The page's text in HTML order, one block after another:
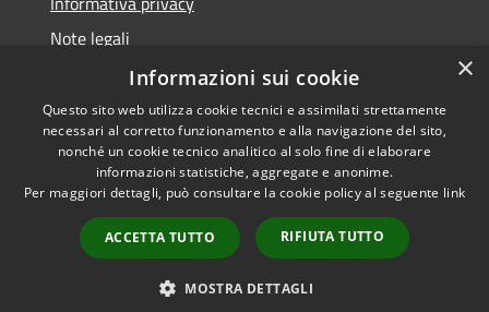
Note legali
Dichiarazione di accessibilità
RSS
Accessibilità
Copyright © 2026 • Comune di
Municipium•
Accesso
redazione
×
Informazioni sui cookie
Questo sito web utilizza cookie tecnici e assimilati strettamente
necessari al corretto funzionamento e alla navigazione del sito,
nonché un cookie tecnico analitico al solo fine di elaborare
informazioni statistiche, aggregate e anonime.
Per maggiori dettagli, può consultare la cookie policy al seguente link
ACCETTA TUTTO RIFIUTA TUTTO
MOSTRA DETTAGLI